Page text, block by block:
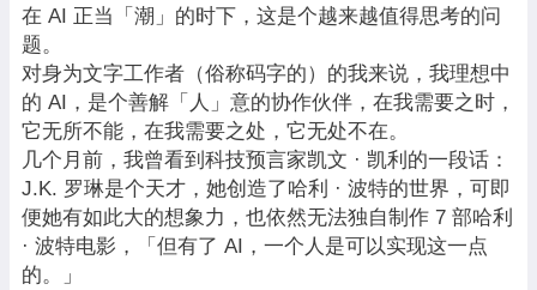
在 AI 正当「潮」的时下，这是个越来越值得思考的问
题。
对身为文字工作者（俗称码字的）的我来说，我理想中
的 AI，是个善解「人」意的协作伙伴，在我需要之时，
它无所不能，在我需要之处，它无处不在。
几个月前，我曾看到科技预言家凯文 · 凯利的一段话：
J.K. 罗琳是个天才，她创造了哈利 · 波特的世界，可即
便她有如此大的想象力，也依然无法独自制作 7 部哈利
· 波特电影，「但有了 AI，一个人是可以实现这一点
的。」